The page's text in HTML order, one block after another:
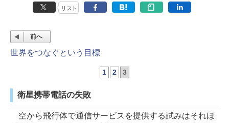
リスト
前へ
世界をつなぐという目標
1 2 3
衛星携帯電話の失敗
空から飛行体で通信サービスを提供する試みはそれほ